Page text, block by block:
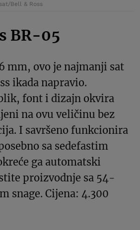
Bell & Ross
BR-05
mm, ovo je najmanji sat
ikada napravio.
font i dizajn okvira
na ovu veličinu bez
I savršeno funkcionira
sa sedefastim
ga automatski
proizvodnje sa 54-
snage. Cijena: 4.300